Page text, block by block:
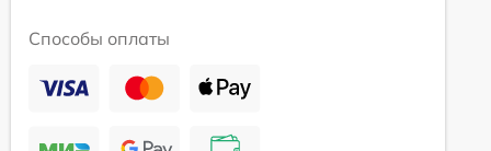
Способы оплаты